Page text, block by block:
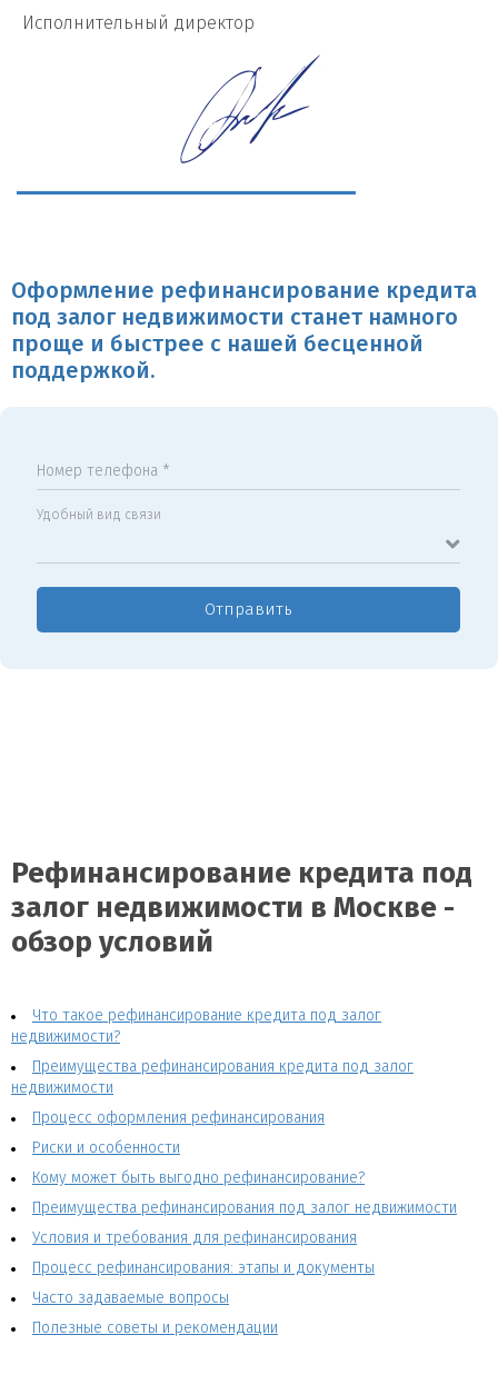
И сполнительный директор
Оформление рефинансирование кредита
под залог недвижимости станет намного
проще и быстрее с нашей бесценной
поддержкой.
Номер телефона *
Удобный вид связи
Отправить
Рефинансирование кредита под
залог недвижимости в Москве -
обзор условий
Что такое рефинансирование кредита под залог
недвижимости?
Преимущества рефинансирования кредита под залог
недвижимости
Процесс оформления рефинансирования
Риски и особенности
Кому может быть выгодно рефинансирование?
Преимущества рефинансирования под залог недвижимости
Условия и требования для рефинансирования
Процесс рефинансирования: этапы и документы
Часто задаваемые вопросы
Полезные советы и рекомендации